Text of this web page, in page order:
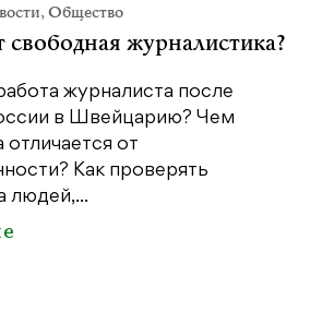
,Общество
свободная журналистика?
журналиста после
в Швейцарию? Чем
от
Как проверять
людей,...